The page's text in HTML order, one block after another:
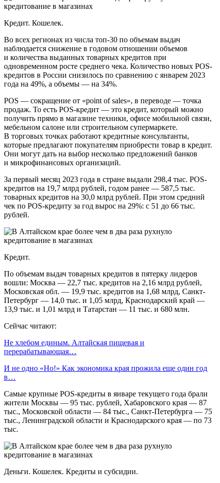
Кредит. Кошелек.
Во всех регионах из числа топ-30 по объемам выдач
наблюдается снижение в годовом отношении объемов
и количества выданных товарных кредитов при
одновременном росте среднего чека. Количество новых POS-
кредитов в России снизилось по сравнению с январем 2023
года на 49%, а объемы — на 34%.
POS — сокращение от «point of sales», в переводе — точка
продаж. То есть POS-кредит — это кредит, который можно
получить прямо в магазине техники, офисе мобильной связи,
мебельном салоне или строительном супермаркете.
В торговых точках работают кредитные консультанты,
которые предлагают покупателям приобрести товар в кредит.
Они могут дать на выбор несколько предложений банков
и микрофинансовых организаций.
За первый месяц 2023 года в стране выдали 298,4 тыс. POS-
кредитов на 19,7 млрд рублей, годом ранее — 587,5 тыс.
товарных кредитов на 30,0 млрд рублей. При этом средний
чек по POS-кредиту за год вырос на 29%: с 51 до 66 тыс.
рублей.
Кредит.
По объемам выдач товарных кредитов в пятерку лидеров
вошли: Москва — 22,7 тыс. кредитов на 2,16 млрд рублей,
Московская обл. — 19,9 тыс. кредитов на 1,68 млрд, Санкт-
Петербург — 14,0 тыс. и 1,05 млрд, Краснодарский край —
13,9 тыс. и 1,01 млрд и Татарстан — 11 тыс. и 680 млн.
Сейчас читают:
Не хлебом единым. Алтайская пищевая и
перерабатывающая…
И не одно «Но!» Как экономика края прожила еще один год
в…
Самые крупные POS-кредиты в январе текущего года брали
жители Москвы — 95 тыс. рублей, Хабаровского края — 87
тыс., Московской области — 84 тыс., Санкт-Петербурга — 75
тыс., Ленинградской области и Краснодарского края — по 73
тыс.
Деньги. Кошелек. Кредиты и субсидии.